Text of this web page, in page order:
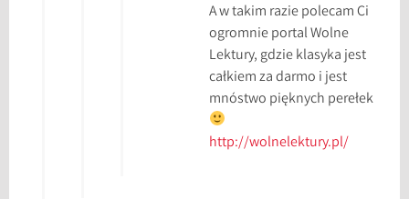
A w takim razie polecam Ci
ogromnie portal Wolne
Lektury, gdzie klasyka jest
całkiem za darmo i jest
mnóstwo pięknych perełek
http://wolnelektury.pl/